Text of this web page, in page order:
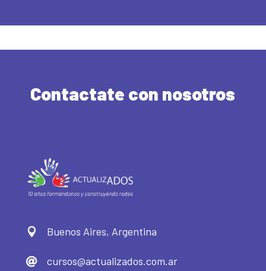
Contactate con nosotros
 Buenos Aires, Argentina
 cursos@actualizados.com.ar